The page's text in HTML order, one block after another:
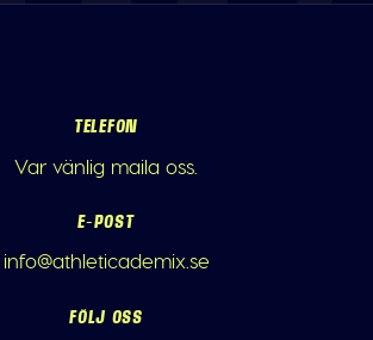
TELEFON
Var vänlig maila oss.
E-POST
info@athleticademix.se
FÖLJ OSS